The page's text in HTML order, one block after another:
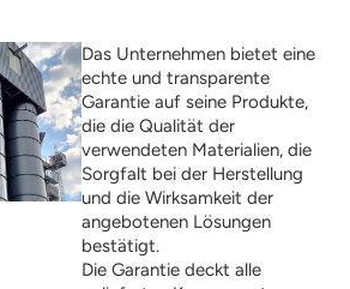
Das Unternehmen bietet eine
echte und transparente
Garantie auf seine Produkte,
die die Qualität der
verwendeten Materialien, die
Sorgfalt bei der Herstellung
und die Wirksamkeit der
angebotenen Lösungen
bestätigt.
Die Garantie deckt alle